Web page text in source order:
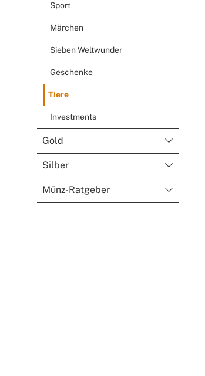
Sport
Märchen
Sieben Weltwunder
Geschenke
Tiere
Investments
Gold
Silber
Münz-Ratgeber